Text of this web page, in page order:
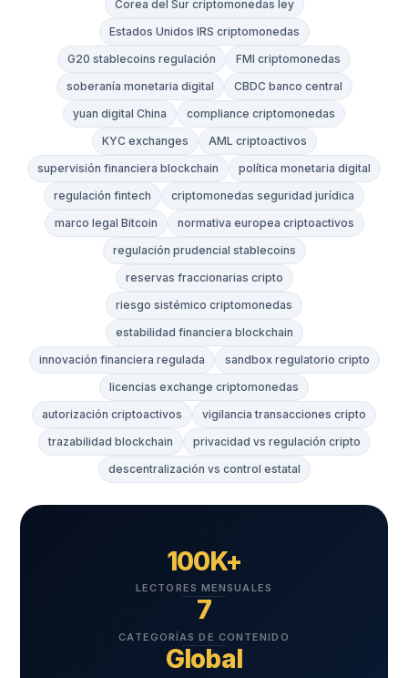
Corea del Sur criptomonedas ley
Estados Unidos IRS criptomonedas
G20 stablecoins regulación
FMI criptomonedas
soberanía monetaria digital
CBDC banco central
yuan digital China
compliance criptomonedas
KYC exchanges
AML criptoactivos
supervisión financiera blockchain
política monetaria digital
regulación fintech
criptomonedas seguridad jurídica
marco legal Bitcoin
normativa europea criptoactivos
regulación prudencial stablecoins
reservas fraccionarias cripto
riesgo sistémico criptomonedas
estabilidad financiera blockchain
innovación financiera regulada
sandbox regulatorio cripto
licencias exchange criptomonedas
autorización criptoactivos
vigilancia transacciones cripto
trazabilidad blockchain
privacidad vs regulación cripto
descentralización vs control estatal
100K+
LECTORES MENSUALES
7
CATEGORÍAS DE CONTENIDO
Global